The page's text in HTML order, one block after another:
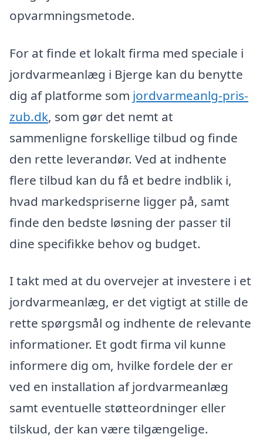
opvarmningsmetode.
For at finde et lokalt firma med speciale i
jordvarmeanlæg i Bjerge kan du benytte
dig af platforme som jordvarmeanlg-pris-
zub.dk, som gør det nemt at
sammenligne forskellige tilbud og finde
den rette leverandør. Ved at indhente
flere tilbud kan du få et bedre indblik i,
hvad markedspriserne ligger på, samt
finde den bedste løsning der passer til
dine specifikke behov og budget.
I takt med at du overvejer at investere i et
jordvarmeanlæg, er det vigtigt at stille de
rette spørgsmål og indhente de relevante
informationer. Et godt firma vil kunne
informere dig om, hvilke fordele der er
ved en installation af jordvarmeanlæg
samt eventuelle støtteordninger eller
tilskud, der kan være tilgængelige.